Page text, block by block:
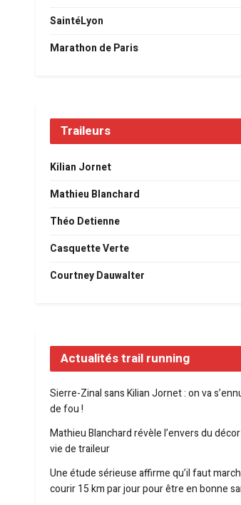
SaintéLyon
Marathon de Paris
Traileurs
Kilian Jornet
Mathieu Blanchard
Théo Detienne
Casquette Verte
Courtney Dauwalter
Actualités trail running
Sierre-Zinal sans Kilian Jornet : on va
de fou !
Mathieu Blanchard révèle l’envers du
vie de traileur
Une étude sérieuse affirme qu’il faut
courir 15 km par jour pour être en bonne